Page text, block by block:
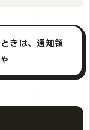
きは、通知領